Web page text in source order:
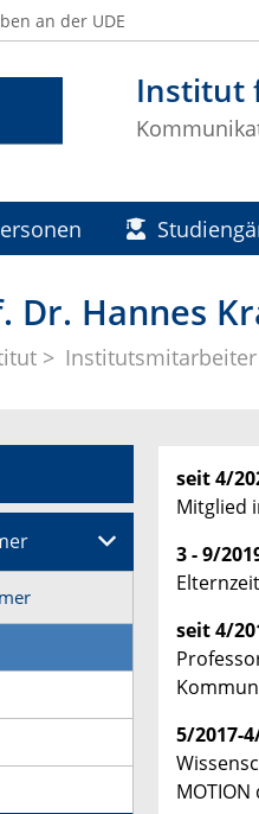
Institut
an der UDE
Dr. Hannes
Institutsmitarbeiter
seit 4/
Mitglied
3 - 9/
Elternzeit
seit 4/
5/2017-